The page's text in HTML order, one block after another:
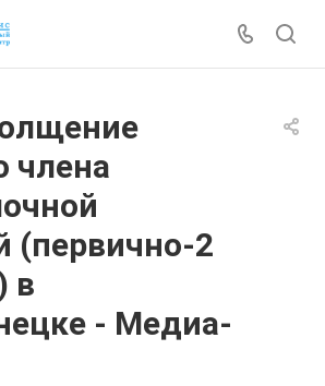
члена
(первично-2
в
- Медиа-